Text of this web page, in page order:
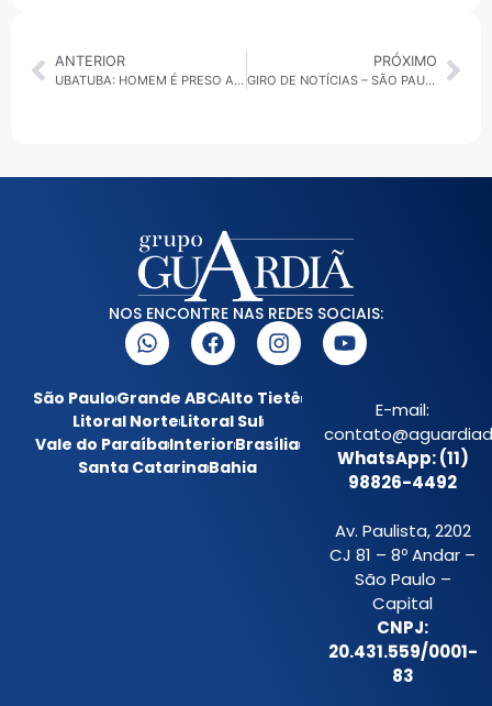
ANTERIOR
UBATUBA: HOMEM É PRESO APÓS TENTATIVA DE ASSALTO NA PRAIA DO TENÓRIO
PRÓXIMO
GIRO DE NOTÍCIAS – SÃO PAULO 26/08/2025
NOS ENCONTRE NAS REDES SOCIAIS:
São PauloGrande ABCAlto Tietê
Litoral NorteLitoral Sul
Vale do ParaíbaInteriorBrasília
Santa CatarinaBahia
E-mail:
WhatsApp: (11)
98826-4492
Av. Paulista, 2202
CJ 81 – 8º Andar –
São Paulo –
Capital
CNPJ:
20.431.559/0001-
83